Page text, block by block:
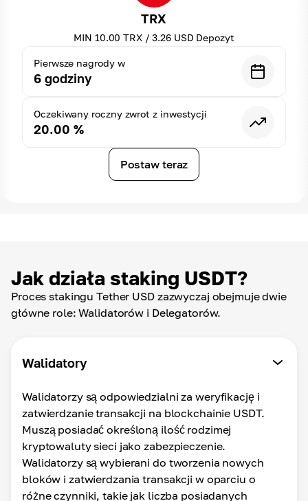
TRX
MIN 10.00 TRX/3.26 USD Depozyt
Pierwsze nagrody w
6 godziny
Oczekiwany roczny zwrot z inwestycji
20.00 %
Postaw teraz
Jak działa staking USDT?
Proces stakingu Tether USD zazwyczaj obejmuje dwie
główne role: Walidatorów i Delegatorów.
Walidatory
Walidatorzy są odpowiedzialni za weryfikację i
zatwierdzanie transakcji na blockchainie USDT.
Muszą posiadać określoną ilość rodzimej
kryptowaluty sieci jako zabezpieczenie.
Walidatorzy są wybierani do tworzenia nowych
bloków i zatwierdzania transakcji w oparciu o
różne czynniki, takie jak liczba posiadanych